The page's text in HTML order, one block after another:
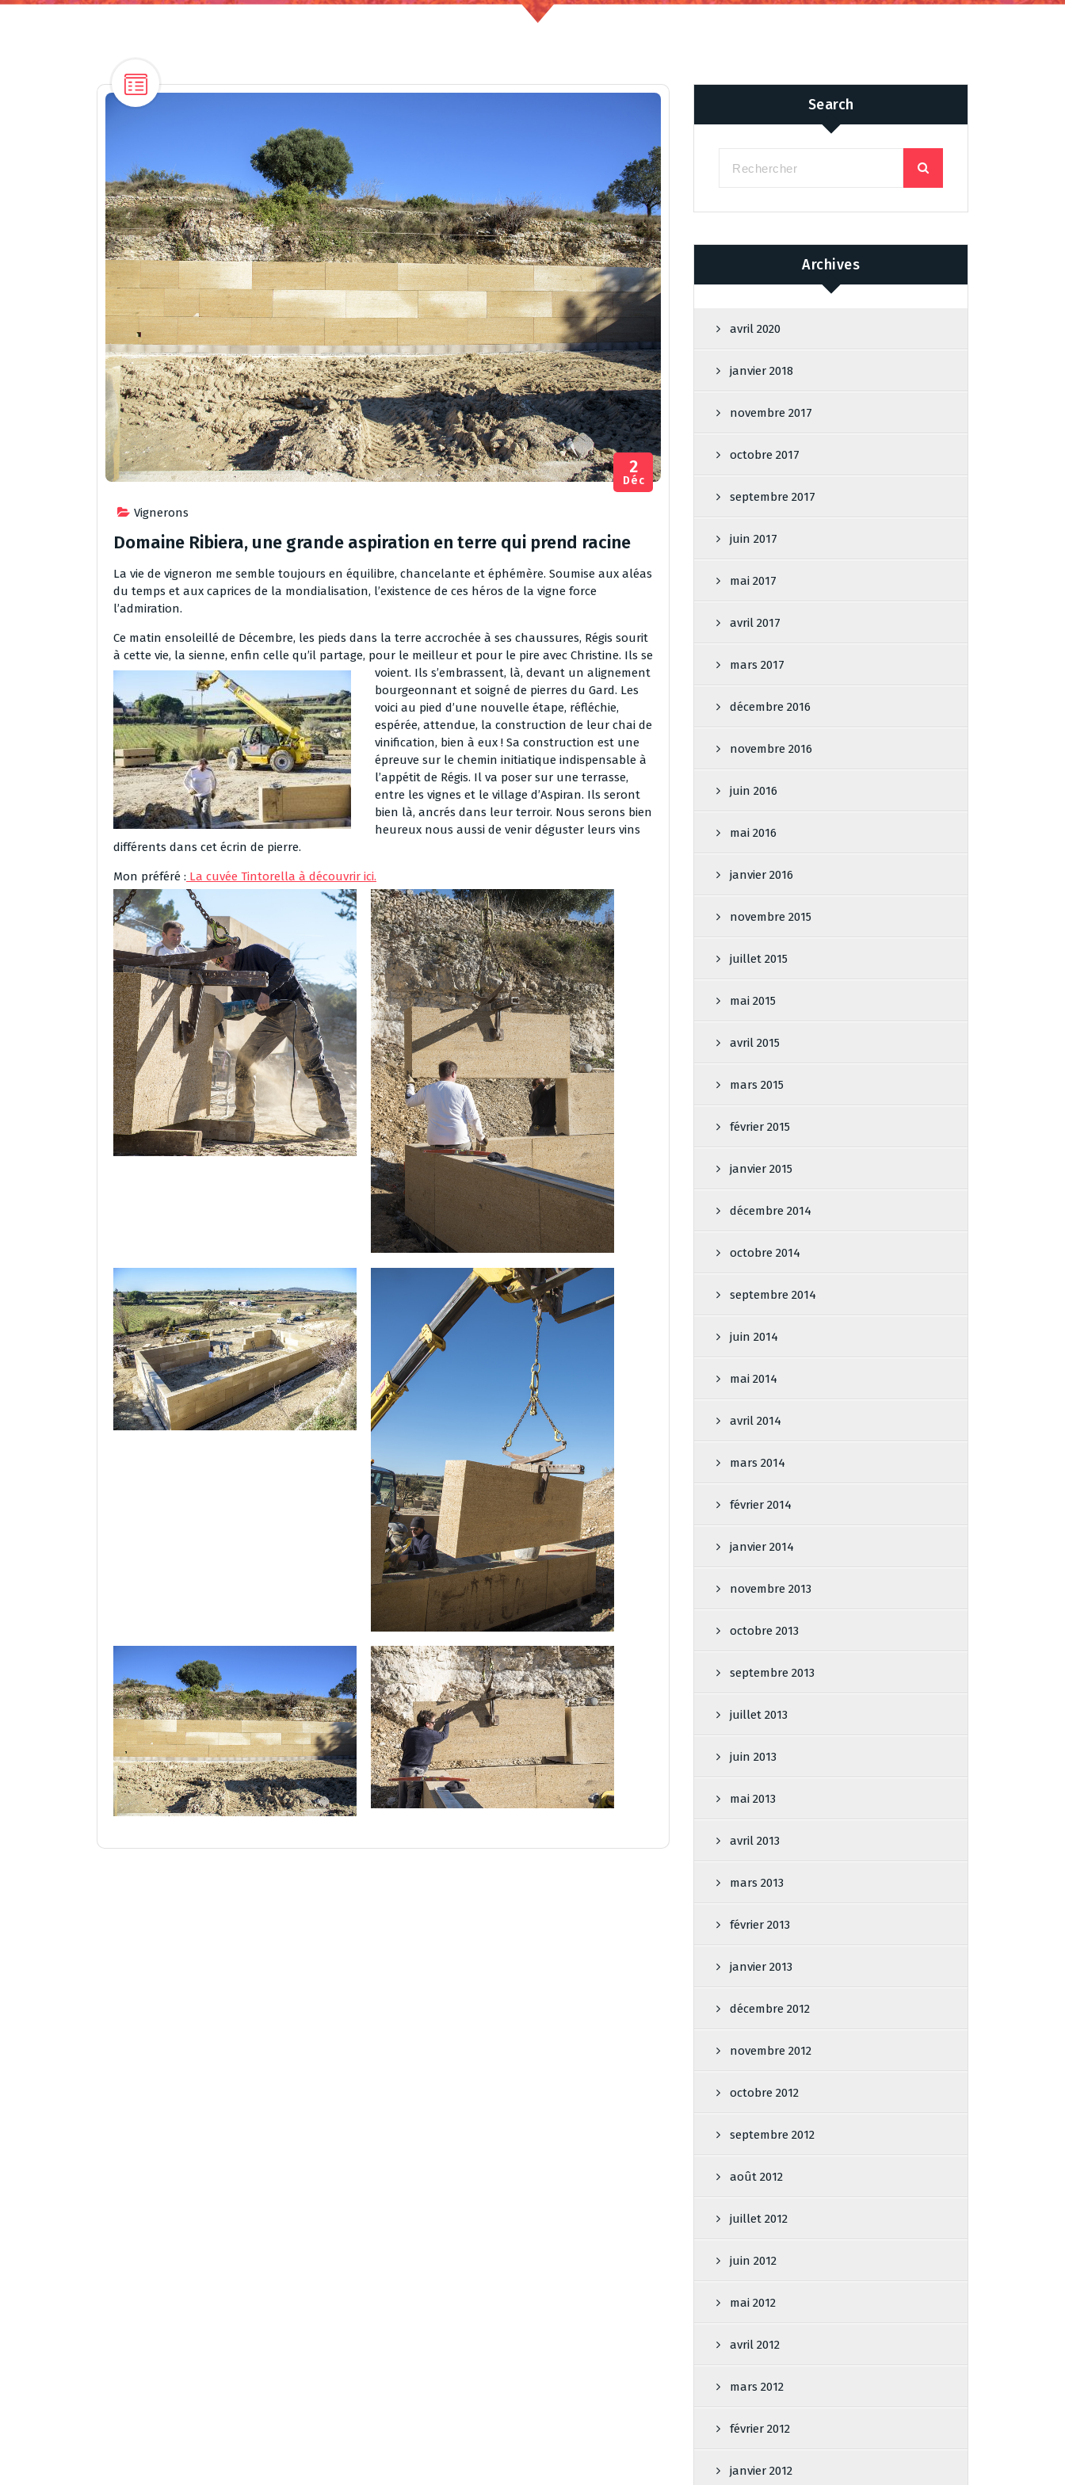
Vignerons
2
Déc
Domaine Ribiera, une grande aspiration en terre qui prend racine
La vie de vigneron me semble toujours en équilibre, chancelante et éphémère. Soumise aux aléas
du temps et aux caprices de la mondialisation, l’existence de ces héros de la vigne force
l’admiration.
Ce matin ensoleillé de Décembre, les pieds dans la terre accrochée à ses chaussures, Régis sourit
à cette vie, la sienne, enfin celle qu’il partage, pour le meilleur et pour le pire avec Christine. Ils se
voient. Ils s’embrassent, là, devant un alignement
bourgeonnant et soigné de pierres du Gard. Les
voici au pied d’une nouvelle étape, réfléchie,
espérée, attendue, la construction de leur chai de
vinification, bien à eux ! Sa construction est une
épreuve sur le chemin initiatique indispensable à
l’appétit de Régis. Il va poser sur une terrasse,
entre les vignes et le village d’Aspiran. Ils seront
bien là, ancrés dans leur terroir. Nous serons bien
heureux nous aussi de venir déguster leurs vins
différents dans cet écrin de pierre.
Mon préféré : La cuvée Tintorella à découvrir ici.
Search
Archives
avril 2020
janvier 2018
novembre 2017
octobre 2017
septembre 2017
juin 2017
mai 2017
avril 2017
mars 2017
décembre 2016
novembre 2016
juin 2016
mai 2016
janvier 2016
novembre 2015
juillet 2015
mai 2015
avril 2015
mars 2015
février 2015
janvier 2015
décembre 2014
octobre 2014
septembre 2014
juin 2014
mai 2014
avril 2014
mars 2014
février 2014
janvier 2014
novembre 2013
octobre 2013
septembre 2013
juillet 2013
juin 2013
mai 2013
avril 2013
mars 2013
février 2013
janvier 2013
décembre 2012
novembre 2012
octobre 2012
septembre 2012
août 2012
juillet 2012
juin 2012
mai 2012
avril 2012
mars 2012
février 2012
janvier 2012